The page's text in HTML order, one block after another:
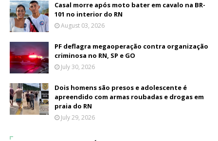
Casal morre após moto bater em cavalo na BR-
101 no interior do RN
August 03, 2026
PF deflagra megaoperação contra organização
criminosa no RN, SP e GO
July 30, 2026
Dois homens são presos e adolescente é
apreendido com armas roubadas e drogas em
praia do RN
July 29, 2026